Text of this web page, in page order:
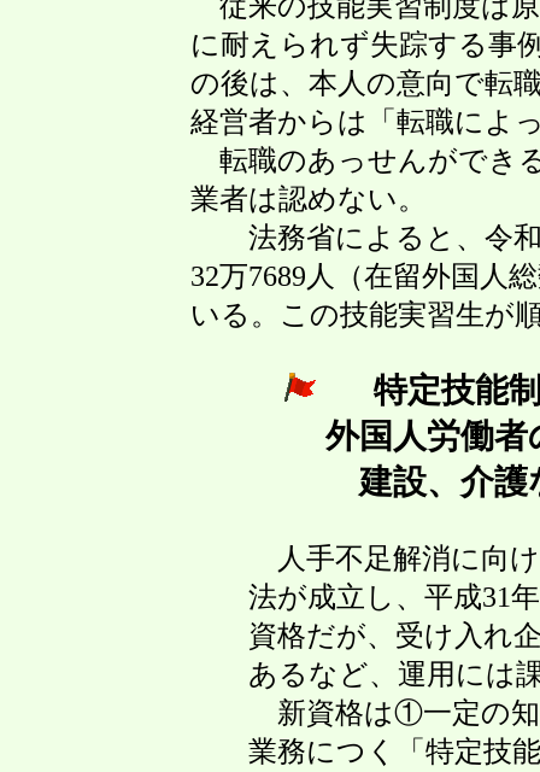
に耐えられず失踪する事
の後は、本人の意向で転
経営者からは「転職によ
転職のあっせんができ
業者は認めない。
法務省によると、令和4
32万7689人（在留外国人
いる。この技能実習生が
特定技能
外国人労働者の
建設、介護など
人手不足解消に向け、
法が成立し、平成31年
資格だが、受け入れ企
あるなど、運用には課
新資格は①一定の知識
業務につく「特定技能